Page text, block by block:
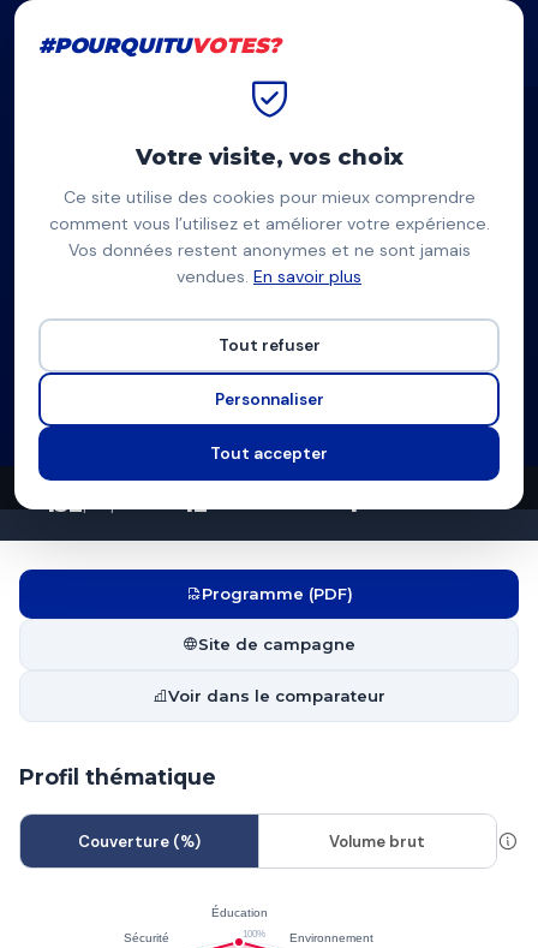
#POURQUITUVOTES?
PI
Patrick Indjian
Rueil-Malmaison
Liste d'union à gauche
152 12 4
Programme (PDF)
Site de campagne
Voir dans le comparateur
Profil thématique
Couverture (%) Volume brut
#POURQUITUVOTES?
Votre visite, vos choix
Ce site utilise des cookies pour mieux comprendre
comment vous l’utilisez et améliorer votre expérience.
Vos données restent anonymes et ne sont jamais
vendues. En savoir plus
Tout refuser
Personnaliser
Tout accepter